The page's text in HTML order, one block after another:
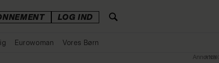
LOG IND
Eurowoman Vores Børn
Annonce